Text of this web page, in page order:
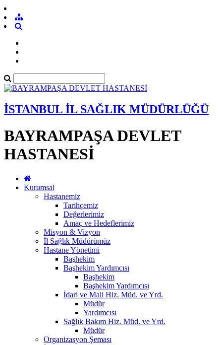
İSTANBUL İL SAĞLIK MÜDÜRLÜĞÜ
BAYRAMPAŞA DEVLET
HASTANESİ
Kurumsal
Hastanemiz
Tarihçemiz
Değerlerimiz
Amaç ve Hedeflerimiz
Misyon & Vizyon
İl Sağlık Müdürümüz
Hastane Yönetimi
Başhekim
Başhekim Yardımcısı
Başhekim
Başhekim Yardımcısı
İdari ve Mali Hiz. Müd. ve Yrd.
Müdür
Yardımcısı
Sağlık Bakım Hiz. Müd. ve Yrd.
Müdür
Organizasyon Şeması